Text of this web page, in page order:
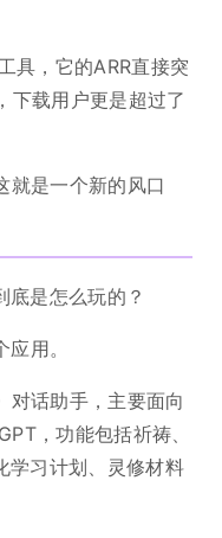
具，它的ARR直接突
载用户更是超过了
就是一个新的风口
底是怎么玩的？
用。
对话助手，主要面向
，功能包括祈祷、
学习计划、灵修材料